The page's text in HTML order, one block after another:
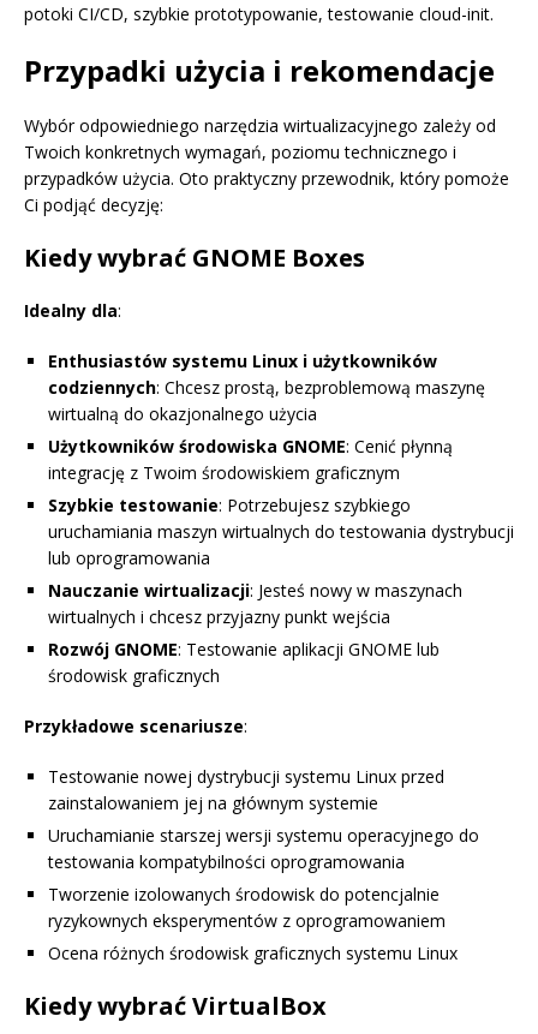
potoki CI/CD, szybkie prototypowanie, testowanie cloud-init.
Przypadki użycia i rekomendacje
Wybór odpowiedniego narzędzia wirtualizacyjnego zależy od
Twoich konkretnych wymagań, poziomu technicznego i
przypadków użycia. Oto praktyczny przewodnik, który pomoże
Ci podjąć decyzję:
Kiedy wybrać GNOME Boxes
Idealny dla:
Enthusiastów systemu Linux i użytkowników
codziennych: Chcesz prostą, bezproblemową maszynę
wirtualną do okazjonalnego użycia
Użytkowników środowiska GNOME: Cenić płynną
integrację z Twoim środowiskiem graficznym
Szybkie testowanie: Potrzebujesz szybkiego
uruchamiania maszyn wirtualnych do testowania dystrybucji
lub oprogramowania
Nauczanie wirtualizacji: Jesteś nowy w maszynach
wirtualnych i chcesz przyjazny punkt wejścia
Rozwój GNOME: Testowanie aplikacji GNOME lub
środowisk graficznych
Przykładowe scenariusze:
Testowanie nowej dystrybucji systemu Linux przed
zainstalowaniem jej na głównym systemie
Uruchamianie starszej wersji systemu operacyjnego do
testowania kompatybilności oprogramowania
Tworzenie izolowanych środowisk do potencjalnie
ryzykownych eksperymentów z oprogramowaniem
Ocena różnych środowisk graficznych systemu Linux
Kiedy wybrać VirtualBox